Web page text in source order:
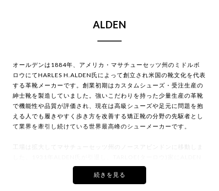
ーシューズを買取致しました。
カインドオルフレスポ東大阪店でオールデ
しました。
ALDEN
オールデンは1884年、アメリカ・マサチューセッツ州のミドルボ
ロウにてHARLES H.ALDEN氏によって創立され米国の靴文化を代表
する革靴メーカーです。創業初期はカスタムシューズ・受注生産の
紳士靴を製造していました。強いこだわりを持った少量生産の革靴
で機能性や品質が評価され、現在は高級シューズや足元に問題を抱
える人でも履きやすく歩き方を改善する矯正靴の分野の先駆者とし
て業界を牽引し続けている世界最高峰のシューメーカーです。
工場は拡大してマサチューセッツ州のノースアビンドンに移動しま
のブランドが受け継がれました。1931年、工場はマサチューセッ
ツ州のブロックトンに移動。1970年、現在も靴の生産を続けてい